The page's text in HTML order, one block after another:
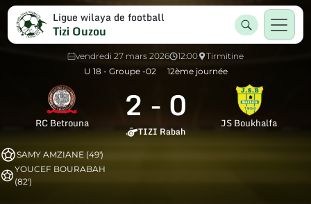
Ligue wilaya de football
Tizi Ouzou
vendredi 27 mars 2026 12:00
Tirmitine
U 18 - Groupe -02
12ème journée
RC Betrouna 2 - 0
TIZI Rabah
JS Boukhalfa
SAMY AMZIANE (49')
YOUCEF BOURABAH
(82')